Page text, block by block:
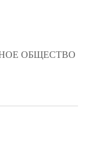
ОБЩЕСТВО